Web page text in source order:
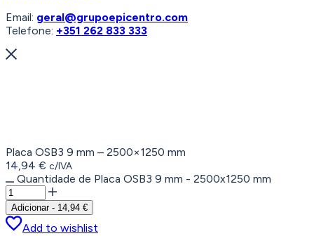
Email: geral@grupoepicentro.com
Telefone: +351 262 833 333
Placa OSB3 9 mm – 2500×1250 mm
14,94 € c/IVA
Quantidade de Placa OSB3 9 mm - 2500x1250 mm
Adicionar - 14,94 €
Add to wishlist